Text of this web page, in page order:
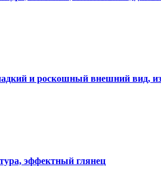
и роскошный внешний вид,
эффектный глянец